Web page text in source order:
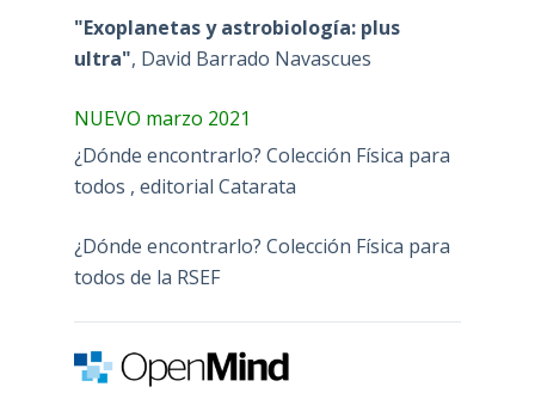
"Exoplanetas y astrobiología: plus
ultra", David Barrado Navascues
NUEVO marzo 2021
¿Dónde encontrarlo? Colección Física para
todos , editorial Catarata
¿Dónde encontrarlo? Colección Física para
todos de la RSEF